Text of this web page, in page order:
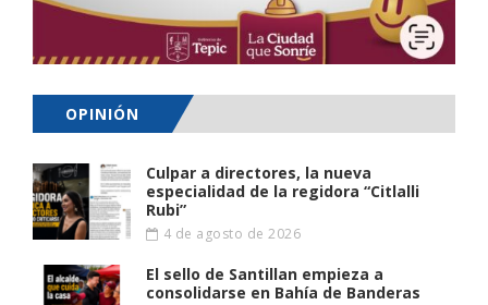
OPINIÓN
Culpar a directores, la nueva
especialidad de la regidora “Citlalli
Rubi”
4 de agosto de 2026
El sello de Santillan empieza a
consolidarse en Bahía de Banderas